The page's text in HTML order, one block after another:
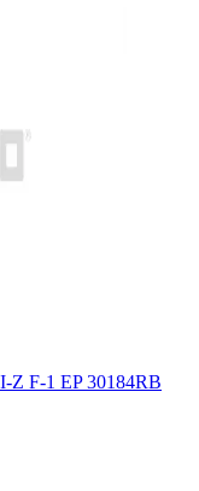
F-1 EP 30184RB